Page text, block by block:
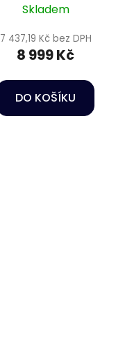
Skladem
7 437,19 Kč bez DPH
8 999 Kč
DO KOŠÍKU